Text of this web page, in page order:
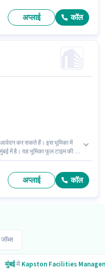
6 days working प्रति सप्ताह
अप्लाई कॉल
आवेदन कर सकते हैं। इस भूमिका में
में है। यह भूमिका फुल टाइम की है,
अप्लाई कॉल
जॉब्स
मुंबईमें Kapston Facilities